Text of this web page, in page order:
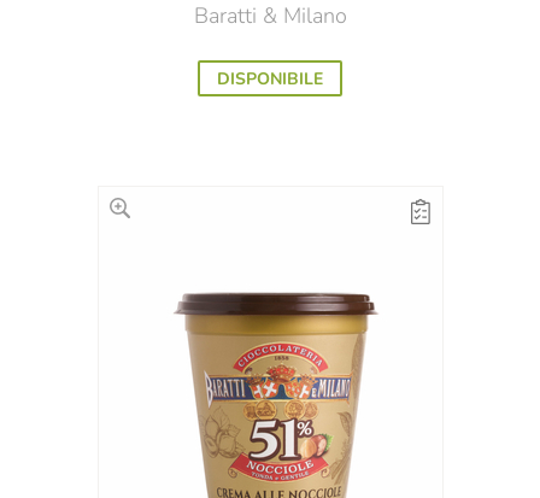
Baratti & Milano
DISPONIBILE